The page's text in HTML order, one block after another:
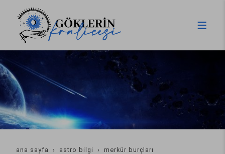
ana sayfa astro bilgi merkür burçları